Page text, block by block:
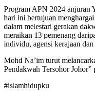
Program APN 2024 anjuran
hari ini bertujuan
dalam melestari gerakan
meraikan 13 pemenang
individu, agensi kerajaan
Mohd Na’im turut
Pendakwah Tersohor
#islamhidupku